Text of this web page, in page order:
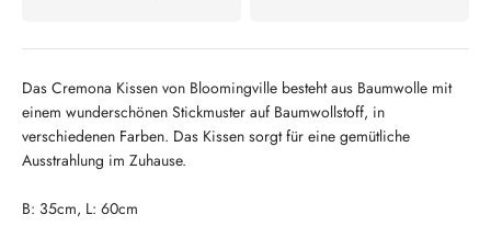
Das Cremona Kissen von Bloomingville besteht aus Baumwolle mit
einem wunderschönen Stickmuster auf Baumwollstoff, in
verschiedenen Farben. Das Kissen sorgt für eine gemütliche
Ausstrahlung im Zuhause.
B: 35cm, L: 60cm